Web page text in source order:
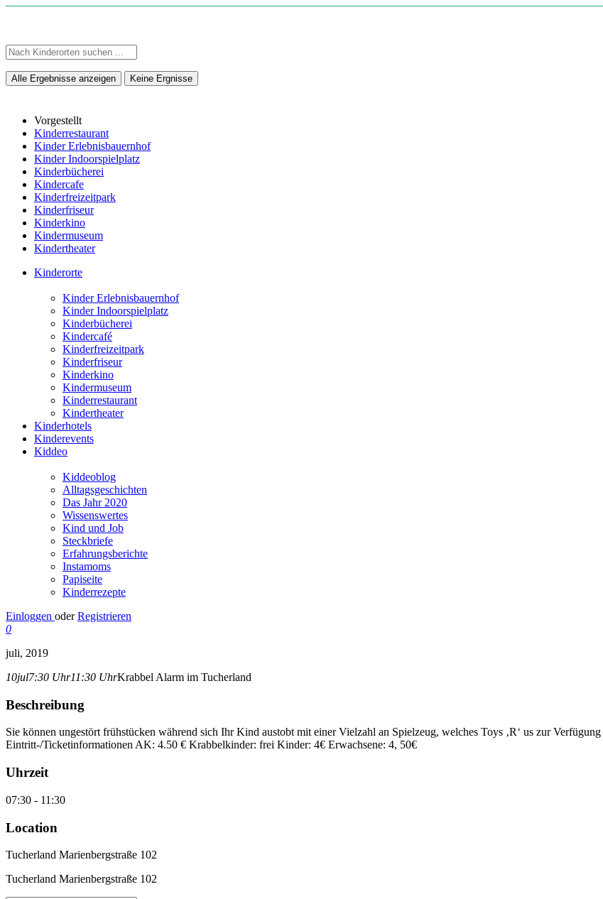
Alle Ergebnisse anzeigen Keine Ergnisse
Vorgestellt
Kinderrestaurant
Kinder Erlebnisbauernhof
Kinder Indoorspielplatz
Kinderbücherei
Kindercafe
Kinderfreizeitpark
Kinderfriseur
Kinderkino
Kindermuseum
Kindertheater
Kinderorte
Kinder Erlebnisbauernhof
Kinder Indoorspielplatz
Kinderbücherei
Kindercafé
Kinderfreizeitpark
Kinderfriseur
Kinderkino
Kindermuseum
Kinderrestaurant
Kindertheater
Kinderhotels
Kinderevents
Kiddeo
Kiddeoblog
Alltagsgeschichten
Das Jahr 2020
Wissenswertes
Kind und Job
Steckbriefe
Erfahrungsberichte
Instamoms
Papiseite
Kinderrezepte
Einloggen oder Registrieren
0
juli, 2019
10jul7:30 Uhr11:30 UhrKrabbel Alarm im Tucherland
Beschreibung
Sie können ungestört frühstücken während sich Ihr Kind austobt mit einer Vielzahl an Spielzeug, welches Toys ‚R‘ us zur
Eintritt-/Ticketinformationen AK: 4.50 € Krabbelkinder: frei Kinder: 4€ Erwachsene: 4, 50€
Uhrzeit
07:30 - 11:30
Location
Tucherland Marienbergstraße 102
Tucherland Marienbergstraße 102